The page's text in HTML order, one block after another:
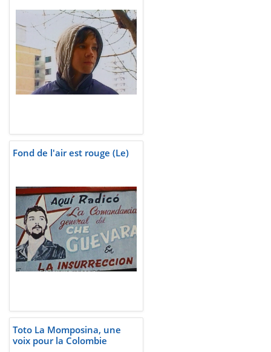
Fond de l'air est rouge (Le)
Toto La Momposina, une
voix pour la Colombie